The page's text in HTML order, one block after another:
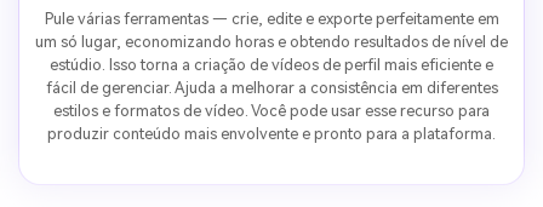
Pule várias ferramentas — crie, edite e exporte perfeitamente em
um só lugar, economizando horas e obtendo resultados de nível de
estúdio. Isso torna a criação de vídeos de perfil mais eficiente e
fácil de gerenciar. Ajuda a melhorar a consistência em diferentes
estilos e formatos de vídeo. Você pode usar esse recurso para
produzir conteúdo mais envolvente e pronto para a plataforma.